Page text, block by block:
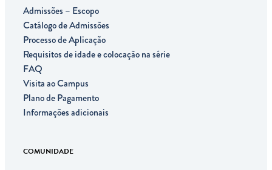
Admissões – Escopo
Catálogo de Admissões
Processo de Aplicação
Requisitos de idade e colocação na série
FAQ
Visita ao Campus
Plano de Pagamento
Informações adicionais
COMUNIDADE